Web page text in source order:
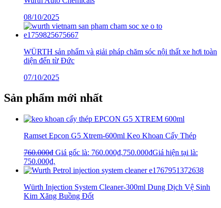
08/10/2025
WÜRTH sản phẩm và giải pháp chăm sóc nội thất xe hơi toàn
diện đến từ Đức
07/10/2025
Sản phẩm mới nhất
Ramset Epcon G5 Xtrem-600ml Keo Khoan Cấy Thép
760.000₫ Giá gốc là: 760.000₫.750.000₫Giá hiện tại là:
750.000₫.
Würth Injection System Cleaner-300ml Dung Dịch Vệ Sinh
Kim Xăng Buồng Đốt